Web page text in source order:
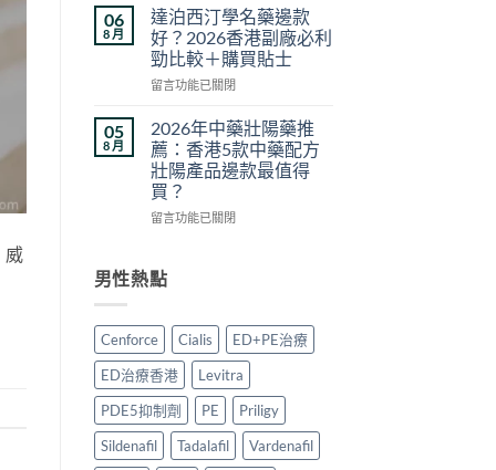
威
男
士
保
健
品
實
對
比〉
中
與
香
港
購
買
南：
正
貨
辨
別、
價
較
與
家
心
得
2026〉
中
效
片
副
作
用
全
嗎？
2026
香
港
用
實
經
與
安
全
服
用
指
南〉
中
06
8 月
達泊西汀學名藥邊款
好？2026香港副廠必利
勁比較＋購買貼士
在
泊
西
汀
學
名
藥
好？
2026
港
副
廠
必
利
勁
比
較
留言功能已關閉
05
8 月
2026年中藥壯陽藥推
薦：香港5款中藥配方
壯陽產品邊款最值得
買？
在
中
藥
陽
藥
推
薦：
香
港
5
款
留言功能已關閉
男性熱點
Cenforce Cialis
ED+PE治療
ED治療香港
Levitra
PDE5抑制劑
PE
Priligy
Sildenafil
Tadalafil
Vardenafil